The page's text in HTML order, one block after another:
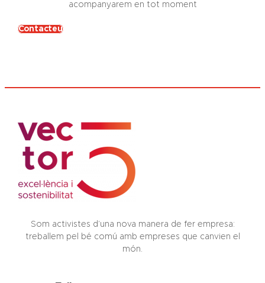
acompanyarem en tot moment
Contacteu
Som activistes d’una nova manera de fer empresa:
treballem pel bé comú amb empreses que canvien el
món.